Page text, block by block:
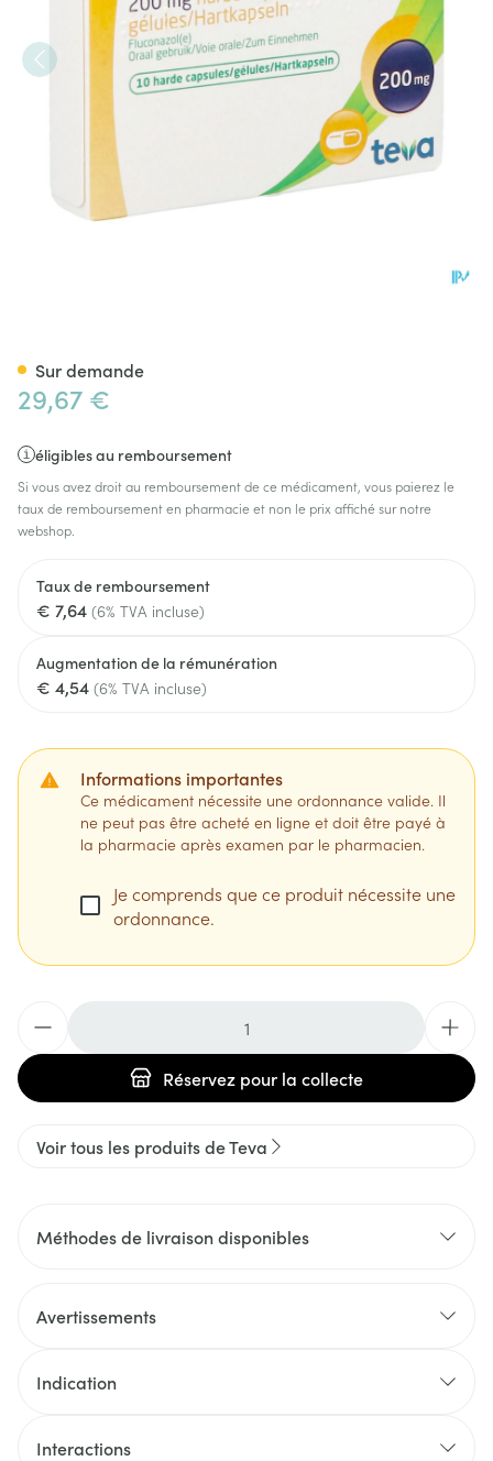
29,67 €
éligibles au remboursement
Si vous avez droit au remboursement de ce médicament, vous paierez le
taux de remboursement en pharmacie et non le prix affiché sur notre
webshop.
Taux de remboursement
€ 7,64 (6% TVA incluse)
Augmentation de la rémunération
€ 4,54 (6% TVA incluse)
Informations importantes
Ce médicament nécessite une ordonnance valide. Il
ne peut pas être acheté en ligne et doit être payé à
la pharmacie après examen par le pharmacien.
Je comprends que ce produit nécessite une
ordonnance.
Réservez pour la collecte
Sur demande
Voir tous les produits de Teva
Méthodes de livraison disponibles
Avertissements
Indication
Interactions